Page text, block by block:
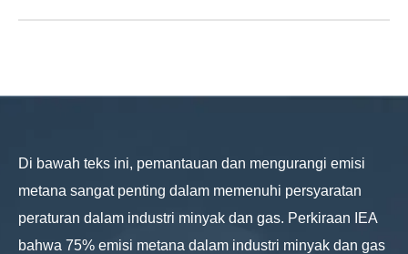
Di bawah teks ini, pemantauan dan mengurangi emisi
metana sangat penting dalam memenuhi persyaratan
peraturan dalam industri minyak dan gas. Perkiraan IEA
bahwa 75% emisi metana dalam industri minyak dan gas